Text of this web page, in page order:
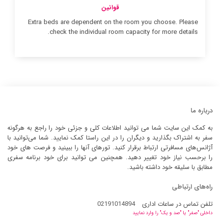
قوانین
Extra beds are dependent on the room you choose. Please
check the individual room capacity for more details.
درباره ما
به کمک این سایت شما می توانید اطلاعات کلی و جزئی خود را راجع به هرگونه
سفر به اشتراک بگذارید و دیگران را در این راستا کمک نمایید. شما می‌توانید با
آژانس‌های مسافرتی ارتباط برقرار کنید. تورهای آنها را ببینید و فرصت های خود
را برحسب نیاز خود تغییر دهید. همچنین می توانید برای خود برنامه سفری
مطابق با سلیقه خود داشته باشید.
راه‌های ارتباطی
تلفن تماس در ساعات اداری
02191014894
داخلی "صفر" یا "صد و یک" را وارد نمایید